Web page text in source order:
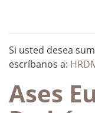
Si usted desea
escríbanos a:
Ases